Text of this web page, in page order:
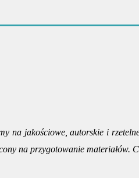
na jakościowe, autorskie i
na przygotowanie materiałów.